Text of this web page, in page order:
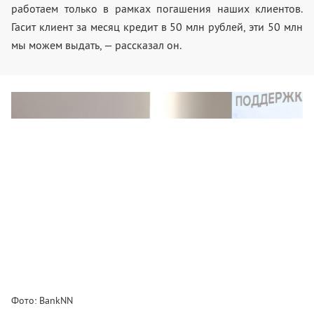
работаем только в рамках погашения наших клиентов.
Гасит клиент за месяц кредит в 50 млн рублей, эти 50 млн
мы можем выдать, — рассказал он.
Фото: BankNN